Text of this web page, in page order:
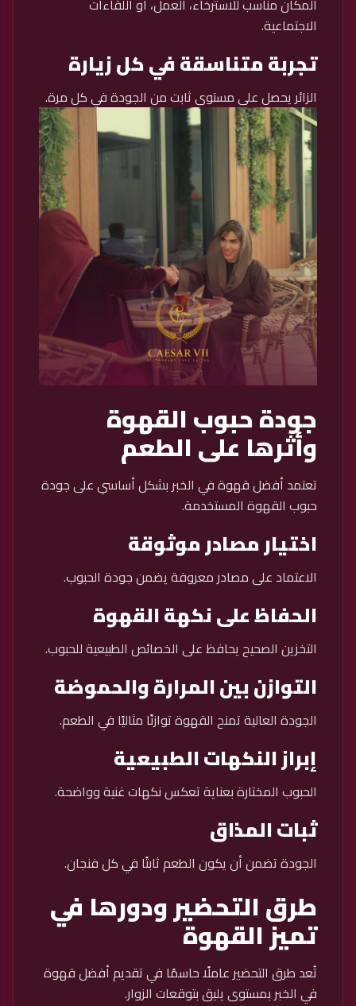
الاجتماعية.
تجربة متناسقة في كل زيارة
الزائر يحصل على مستوى ثابت من الجودة في كل مرة.
جودة حبوب القهوة
وأثرها على الطعم
تعتمد أفضل قهوة في الخبر بشكل أساسي على جودة
حبوب القهوة المستخدمة.
اختيار مصادر موثوقة
الاعتماد على مصادر معروفة يضمن جودة الحبوب.
الحفاظ على نكهة القهوة
التخزين الصحيح يحافظ على الخصائص الطبيعية للحبوب.
التوازن بين المرارة والحموضة
الجودة العالية تمنح القهوة توازنًا مثاليًا في الطعم.
إبراز النكهات الطبيعية
الحبوب المختارة بعناية تعكس نكهات غنية وواضحة.
ثبات المذاق
الجودة تضمن أن يكون الطعم ثابتًا في كل فنجان.
طرق التحضير ودورها في
تميز القهوة
تُعد طرق التحضير عاملًا حاسمًا في تقديم أفضل قهوة
في الخبر بمستوى يليق بتوقعات الزوار.